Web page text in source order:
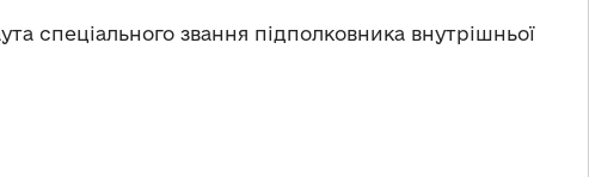
спеціального звання підполковника внутрішньої